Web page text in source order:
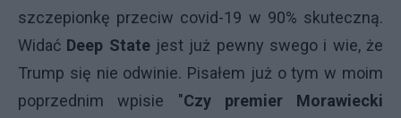
szczepionkę przeciw covid-19 w 90% skuteczną.
Widać Deep Statejest już pewny swego i wie, że
Trump się nie odwinie. Pisałem już o tym w moim
poprzednim wpisie "Czy premier Morawiecki